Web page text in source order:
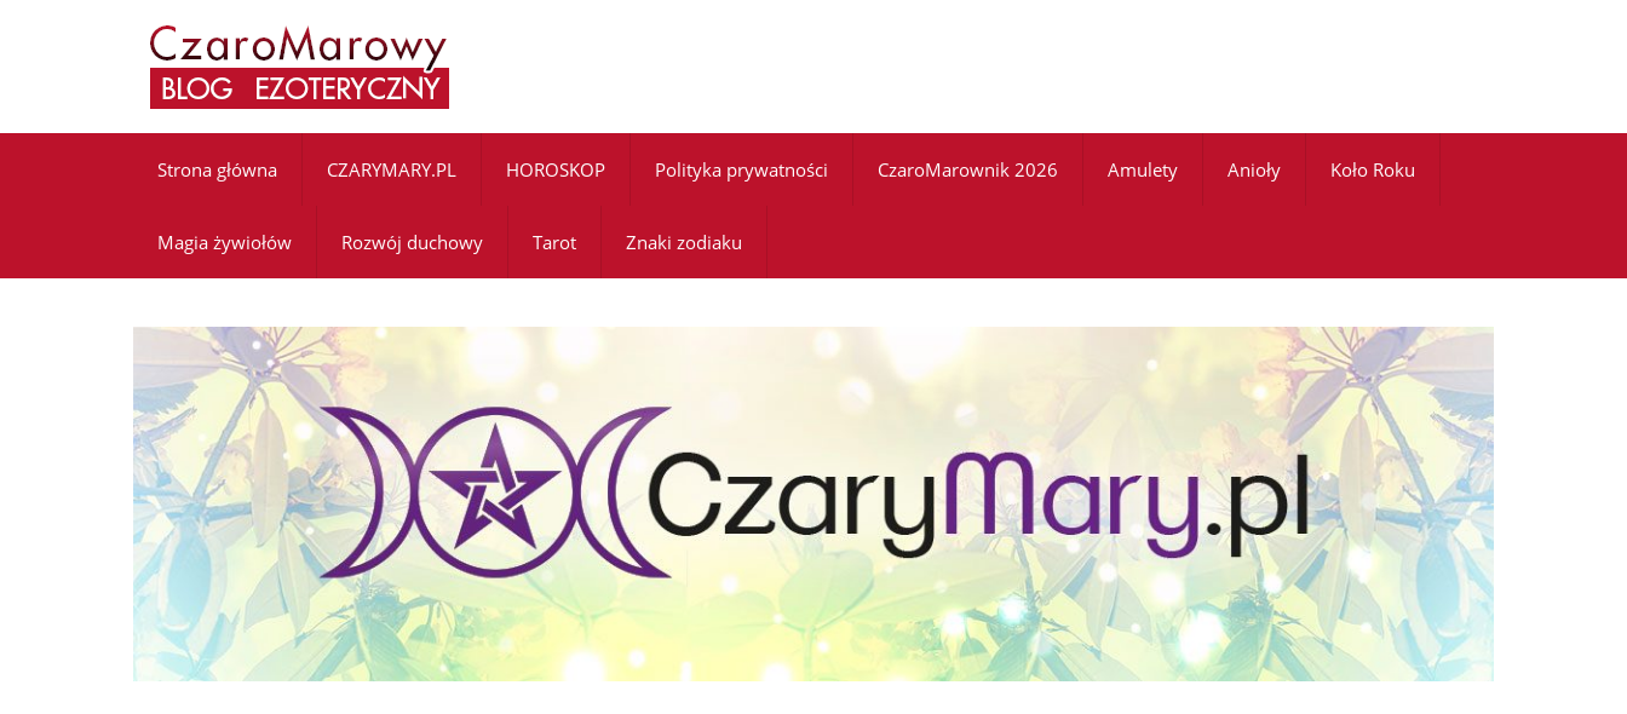
Strona główna CZARYMARY.PL HOROSKOP Polityka prywatności CzaroMarownik 2026 Amulety Anioły Koło Roku
Magia żywiołów Rozwój duchowy Tarot Znaki zodiaku